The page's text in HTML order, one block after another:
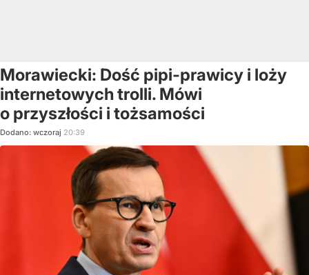
Morawiecki: Dość pipi-prawicy i loży
internetowych trolli. Mówi
o przyszłości i tożsamości
Dodano: wczoraj 20:39